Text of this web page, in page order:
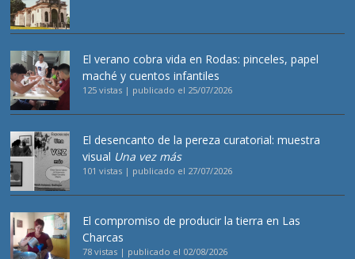
El verano cobra vida en Rodas: pinceles, papel
maché y cuentos infantiles
125 vistas | publicado el 25/07/2026
El desencanto de la pereza curatorial: muestra
visual Una vez más
101 vistas | publicado el 27/07/2026
El compromiso de producir la tierra en Las
Charcas
78 vistas | publicado el 02/08/2026